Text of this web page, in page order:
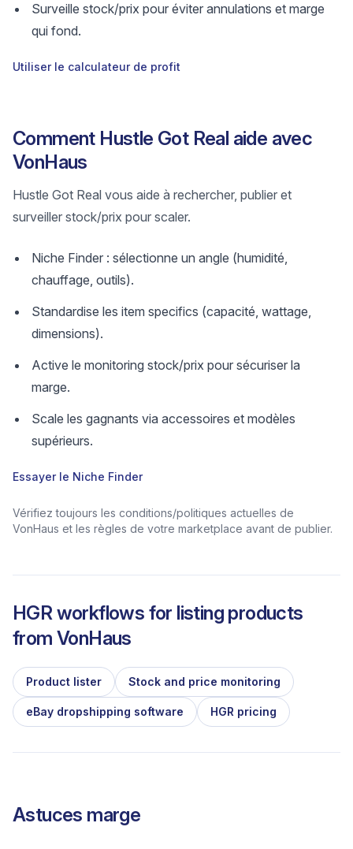
Surveille stock/prix pour éviter annulations et marge
qui fond.
Utiliser le calculateur de profit
Comment Hustle Got Real aide avec
VonHaus
Hustle Got Real vous aide à rechercher, publier et
surveiller stock/prix pour scaler.
Niche Finder : sélectionne un angle (humidité,
chauffage, outils).
Standardise les item specifics (capacité, wattage,
dimensions).
Active le monitoring stock/prix pour sécuriser la
marge.
Scale les gagnants via accessoires et modèles
supérieurs.
Essayer le Niche Finder
Vérifiez toujours les conditions/politiques actuelles de
VonHaus et les règles de votre marketplace avant de publier.
HGR workflows for listing products
from VonHaus
Product lister Stock and price monitoring
eBay dropshipping software HGR pricing
Astuces marge